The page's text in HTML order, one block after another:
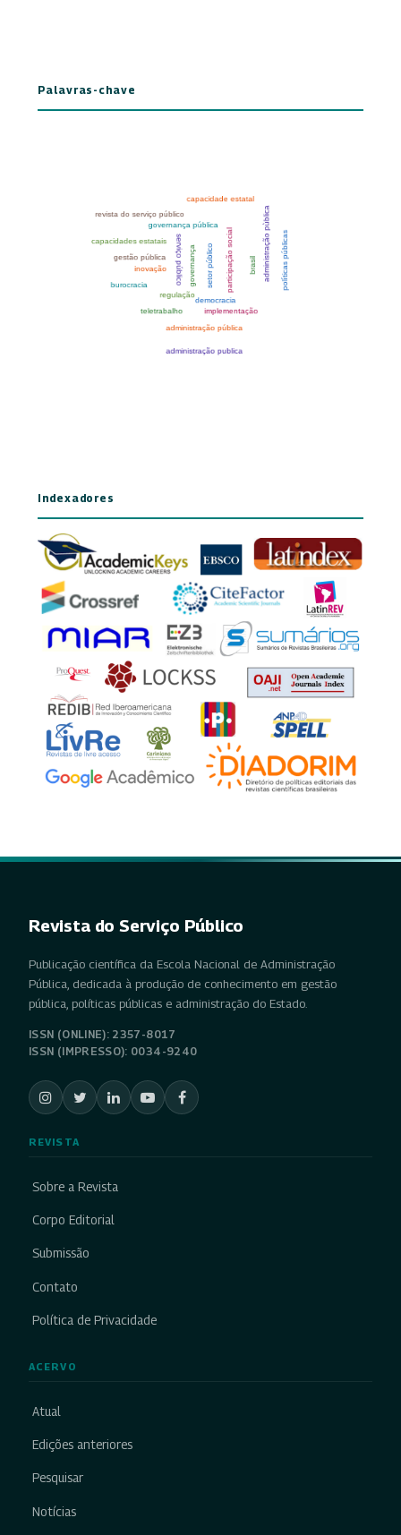
Palavras-chave
Indexadores
Revista do Serviço Público
Publicação científica da Escola Nacional de Administração
Pública, dedicada à produção de conhecimento em gestão
pública, políticas públicas e administração do Estado.
ISSN (ONLINE): 2357-8017
ISSN (IMPRESSO): 0034-9240
REVISTA
Sobre a Revista
Corpo Editorial
Submissão
Contato
Política de Privacidade
ACERVO
Atual
Edições anteriores
Pesquisar
Notícias